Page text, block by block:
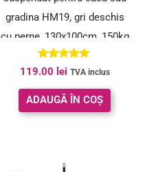
gradina HM19, gri deschis
cu perne, 130x100cm, 150kg
Evaluat la
5.00
din 5
119.00 lei TVA inclus
ADAUGĂ ÎN COȘ